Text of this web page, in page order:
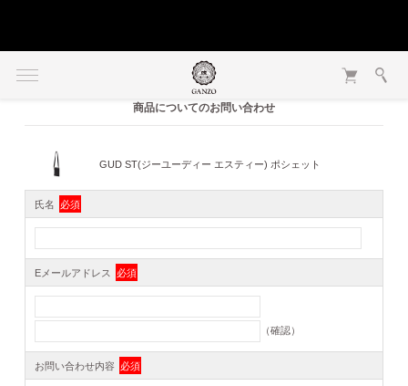
商品についてのお問い合わせ
GUD ST(ジーユーディー エスティー) ポシェット
氏名 必須
Eメールアドレス 必須
（確認）
お問い合わせ内容 必須